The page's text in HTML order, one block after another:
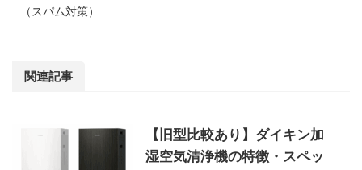
（スパム対策）
関連記事
【旧型比較あり】ダイキン加
湿空気清浄機の特徴・スペッ